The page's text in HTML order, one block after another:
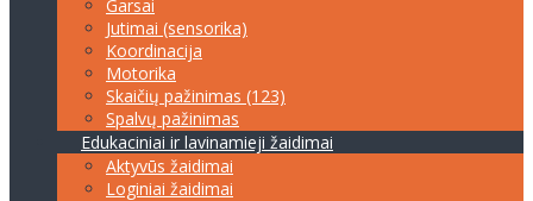
Garsai
Jutimai (sensorika)
Koordinacija
Motorika
Skaičių pažinimas (123)
Spalvų pažinimas
Edukaciniai ir lavinamieji žaidimai
Aktyvūs žaidimai
Loginiai žaidimai